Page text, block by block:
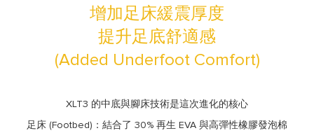
增加足床緩震厚度
提升足底舒適感
(Added Underfoot Comfort)
XLT3 的中底與腳床技術是這次進化的核心
足床 (Footbed)： 結合了 30% 再生 EVA 與高彈性橡膠發泡棉